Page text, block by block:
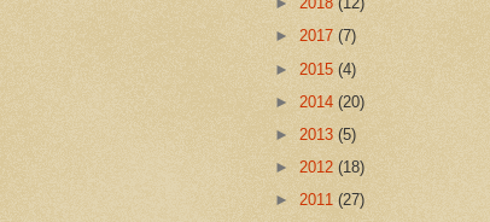
► 2017 (7)
► 2015 (4)
► 2014 (20)
► 2013 (5)
► 2012 (18)
► 2011 (27)